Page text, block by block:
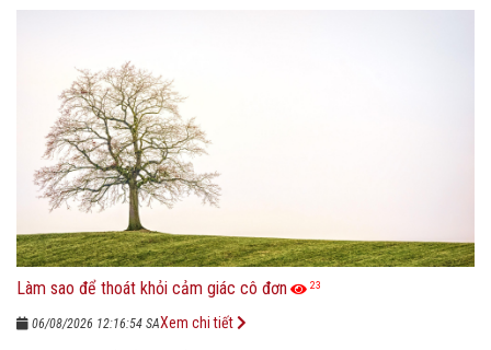
Làm sao để thoát khỏi cảm giác cô đơn 23
06/08/2026 12:16:54 SAXem chi tiết